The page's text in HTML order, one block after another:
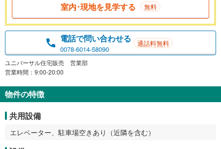
室内･現地を見学する 無料
電話で問い合わせる
0078-6014-58090
通話料無料
ユニバーサル住宅販売 営業部
営業時間：9:00-20:00
物件の特徴
共用設備
エレベーター、駐車場空きあり（近隣を含む）